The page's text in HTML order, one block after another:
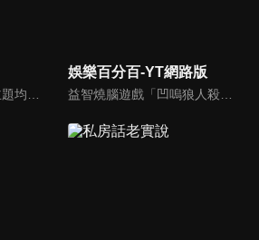
娛樂百分百-YT網路版
益智燒腦遊戲「凹嗚狼人殺」激發你的邏輯推理能力，偶像巨星雲集，全球娛樂資訊，一手掌握不脫節！2025全新升級改版，盡在《娛樂百分百-YT網路版》！